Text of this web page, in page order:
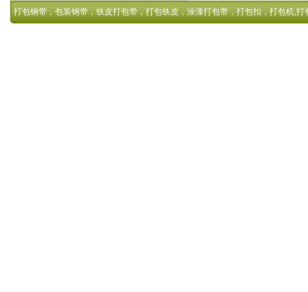
打包钢带，包装钢带，铁皮打包带，打包铁皮，涂漆打包带，打包扣，打包机,